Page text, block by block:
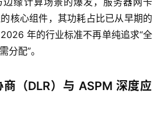
核心组件，其功耗占比已从早期的
年的行业标准不再单纯追求“全
分配”。
（DLR）与 ASPM 深度应